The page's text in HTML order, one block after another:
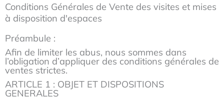
Conditions Générales de Vente des visites et mises
à disposition d'espaces
Préambule :
Afin de limiter les abus, nous sommes dans
l’obligation d’appliquer des conditions générales de
ventes strictes.
ARTICLE 1 : OBJET ET DISPOSITIONS
GENERALES